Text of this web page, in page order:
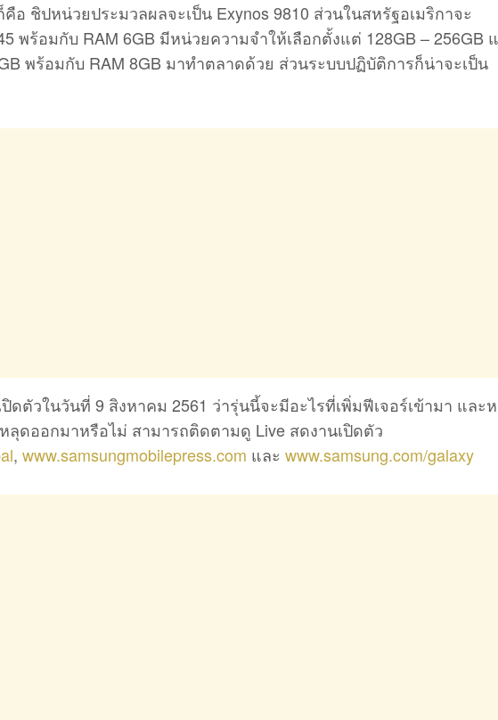
ชิปหน่วยประมวลผลจะเป็น Exynos 9810 ส่วนในสหรัฐอเมริกาจะ
พร้อมกับ RAM 6GB มีหน่วยความจำให้เลือกตั้งแต่ 128GB – 256GB
พร้อมกับ RAM 8GB มาทำตลาดด้วย ส่วนระบบปฏิบัติการก็น่าจะเป็น
ดตัวในวันที่ 9 สิงหาคม 2561 ว่ารุ่นนี้จะมีอะไรที่เพิ่มฟีเจอร์เข้ามา และ
ลุดออกมาหรือไม่ สามารถติดตามดู Live สดงานเปิดตัว
, www.samsungmobilepress.com และ www.samsung.com/galaxy